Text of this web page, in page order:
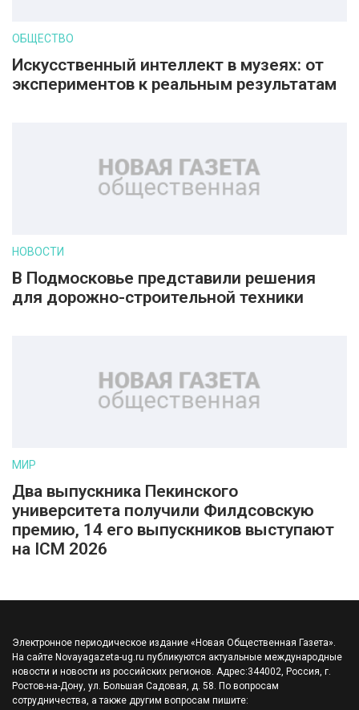
ОБЩЕСТВО
Искусственный интеллект в музеях: от
экспериментов к реальным результатам
НОВОСТИ
В Подмосковье представили решения
для дорожно-строительной техники
МИР
Два выпускника Пекинского
университета получили Филдсовскую
премию, 14 его выпускников выступают
на ICM 2026
Электронное периодическое издание «Новая Общественная Газета».
На сайте Novayagazeta-ug.ru публикуются актуальные международные
новости и новости из российских регионов. Адрес:344002, Россия, г.
Ростов-на-Дону, ул. Большая Садовая, д. 58. По вопросам
сотрудничества, а также другим вопросам пишите: